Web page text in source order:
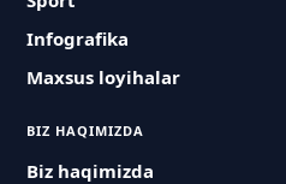
Infografika
Maxsus loyihalar
BIZ HAQIMIZDA
Biz haqimizda